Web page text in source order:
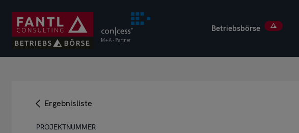
Inhalt
Betriebsbörse
Ergebnisliste
PROJEKTNUMMER